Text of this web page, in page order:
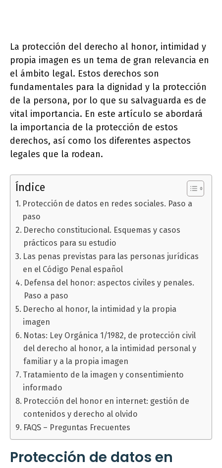
La protección del derecho al honor, intimidad y
propia imagen es un tema de gran relevancia en
el ámbito legal. Estos derechos son
fundamentales para la dignidad y la protección
de la persona, por lo que su salvaguarda es de
vital importancia. En este artículo se abordará
la importancia de la protección de estos
derechos, así como los diferentes aspectos
legales que la rodean.
Índice
Protección de datos en redes sociales. Paso a
paso
Derecho constitucional. Esquemas y casos
prácticos para su estudio
Las penas previstas para las personas jurídicas
en el Código Penal español
Defensa del honor: aspectos civiles y penales.
Paso a paso
Derecho al honor, la intimidad y la propia
imagen
Notas: Ley Orgánica 1/1982, de protección civil
del derecho al honor, a la intimidad personal y
familiar y a la propia imagen
Tratamiento de la imagen y consentimiento
informado
Protección del honor en internet: gestión de
contenidos y derecho al olvido
FAQS – Preguntas Frecuentes
Protección de datos en